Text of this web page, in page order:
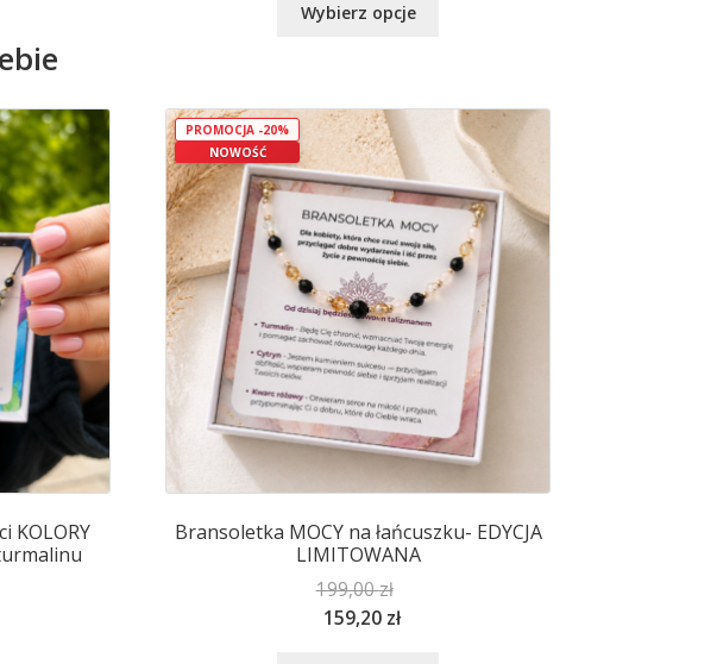
wiele
wybrać
Wybierz opcje
wariantów.
Opcje
można
wybrać
na
stronie
produktu
KOLORY
NOWOŚĆ
PROMOCJA -20%
Bransoletka MOCY na łańcuszku- EDYCJA
LIMITOWANA
199,00zł
159,20 zł